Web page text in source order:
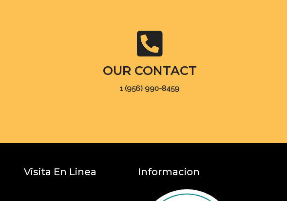
OUR CONTACT
1 (956) 990-8459
Visita En Linea Informacion